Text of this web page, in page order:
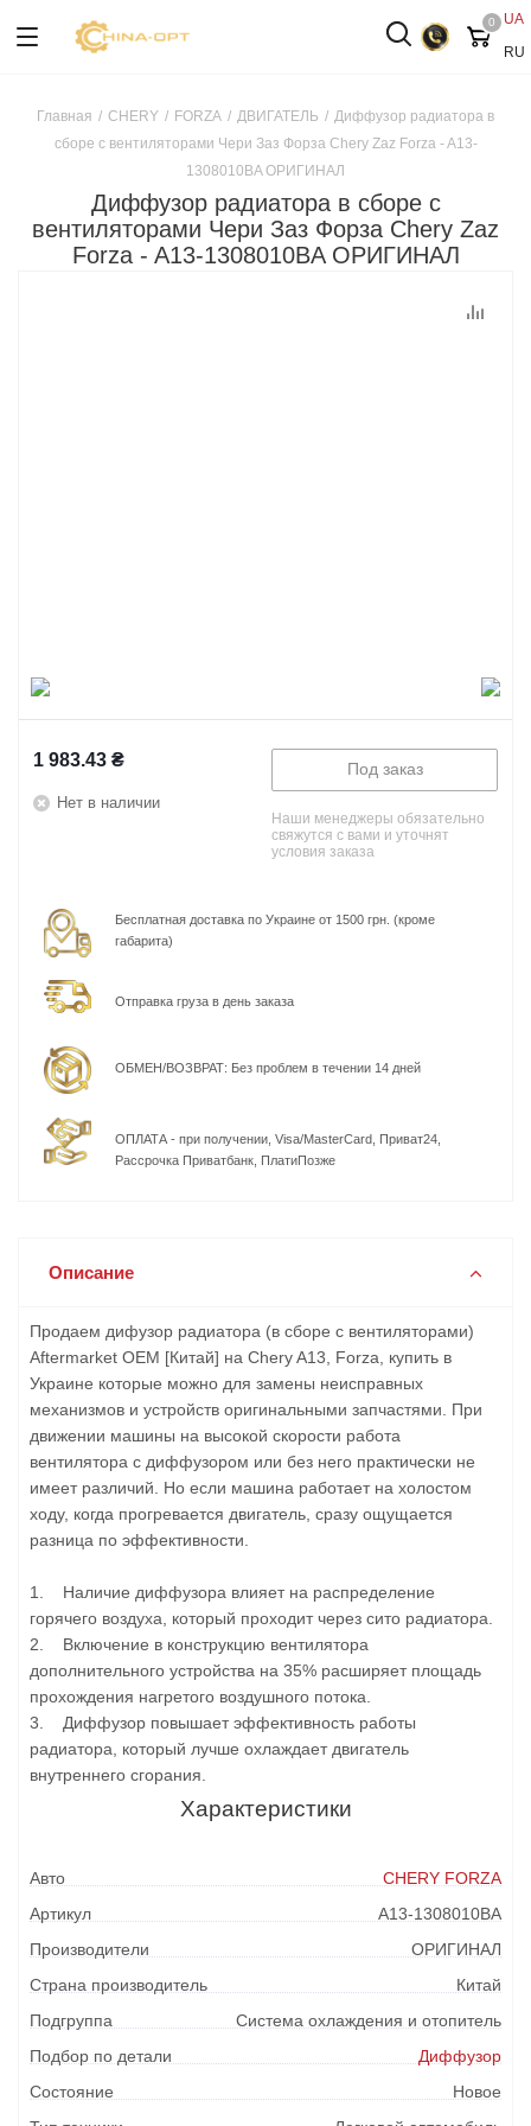
UA
RU
0
Главная / CHERY / FORZA / ДВИГАТЕЛЬ / Диффузор радиатора в
сборе с вентиляторами Чери Заз Форза Chery Zaz Forza - A13-
1308010BA ОРИГИНАЛ
Диффузор радиатора в сборе с
вентиляторами Чери Заз Форза Chery Zaz
Forza - A13-1308010BA ОРИГИНАЛ
1 983.43 ₴
Нет в наличии
Под заказ
Наши менеджеры обязательно
свяжутся с вами и уточнят
условия заказа
Бесплатная доставка по Украине от 1500 грн. (кроме
габарита)
Отправка груза в день заказа
ОБМЕН/ВОЗВРАТ: Без проблем в течении 14 дней
ОПЛАТА - при получении, Visa/MasterCard, Приват24,
Рассрочка Приватбанк, ПлатиПозже
Описание
Продаем дифузор радиатора (в сборе с вентиляторами)
Aftermarket OEM [Китай] на Chery A13, Forza, купить в
Украине которые можно для замены неисправных
механизмов и устройств оригинальными запчастями. При
движении машины на высокой скорости работа
вентилятора с диффузором или без него практически не
имеет различий. Но если машина работает на холостом
ходу, когда прогревается двигатель, сразу ощущается
разница по эффективности.
1. Наличие диффузора влияет на распределение
горячего воздуха, который проходит через сито радиатора.
2. Включение в конструкцию вентилятора
дополнительного устройства на 35% расширяет площадь
прохождения нагретого воздушного потока.
3. Диффузор повышает эффективность работы
радиатора, который лучше охлаждает двигатель
внутреннего сгорания.
Характеристики
Авто
CHERY FORZA
Артикул
A13-1308010BA
Производители
ОРИГИНАЛ
Страна производитель
Китай
Подгруппа
Система охлаждения и отопитель
Подбор по детали
Диффузор
Состояние
Новое